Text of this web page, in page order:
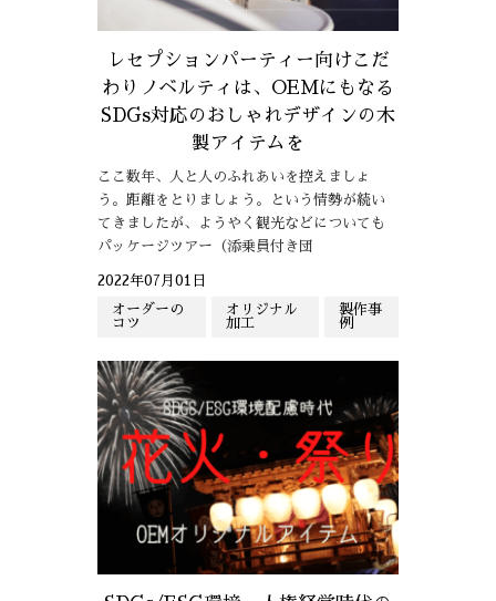
レセプションパーティー向けこだ
わりノベルティは、OEMにもなる
SDGs対応のおしゃれデザインの木
製アイテムを
ここ数年、人と人のふれあいを控えましょ
う。距離をとりましょう。という情勢が続い
てきましたが、ようやく観光などについても
パッケージツアー（添乗員付き団
2022年07月01日
オーダーの
コツ
オリジナル
加工
製作事
例